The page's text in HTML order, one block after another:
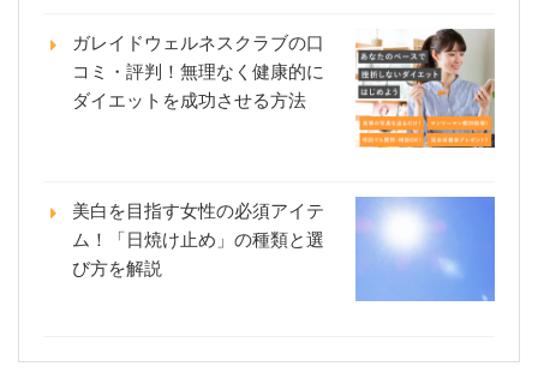
ガレイドウェルネスクラブの口
コミ・評判！無理なく健康的に
ダイエットを成功させる方法
美白を目指す女性の必須アイテ
ム！「日焼け止め」の種類と選
び方を解説